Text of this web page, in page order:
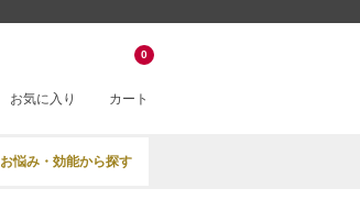
お気に入り カート
0
お悩み・効能から探す